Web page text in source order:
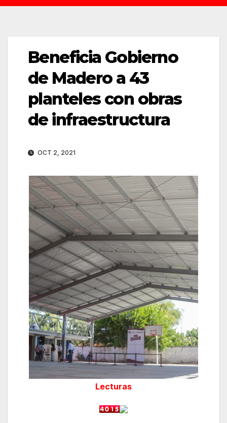
Beneficia Gobierno
de Madero a 43
planteles con obras
de infraestructura
OCT 2, 2021
Lecturas